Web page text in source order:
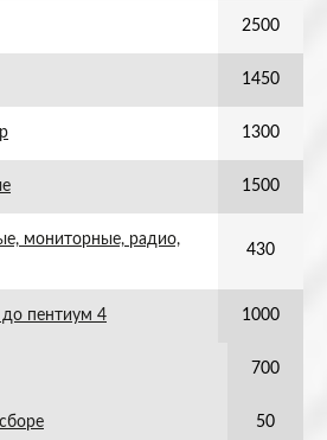
2500
1450
1300
1500
мониторные, радио,
430
до пентиум 4 1000
700
50